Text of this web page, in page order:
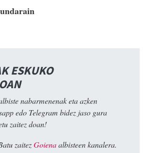
ESKUKO
nabarmenenak eta azken
edo Telegram bidez jaso gura
zaitez doan!
zaitezGoienaalbisteen kanalera.